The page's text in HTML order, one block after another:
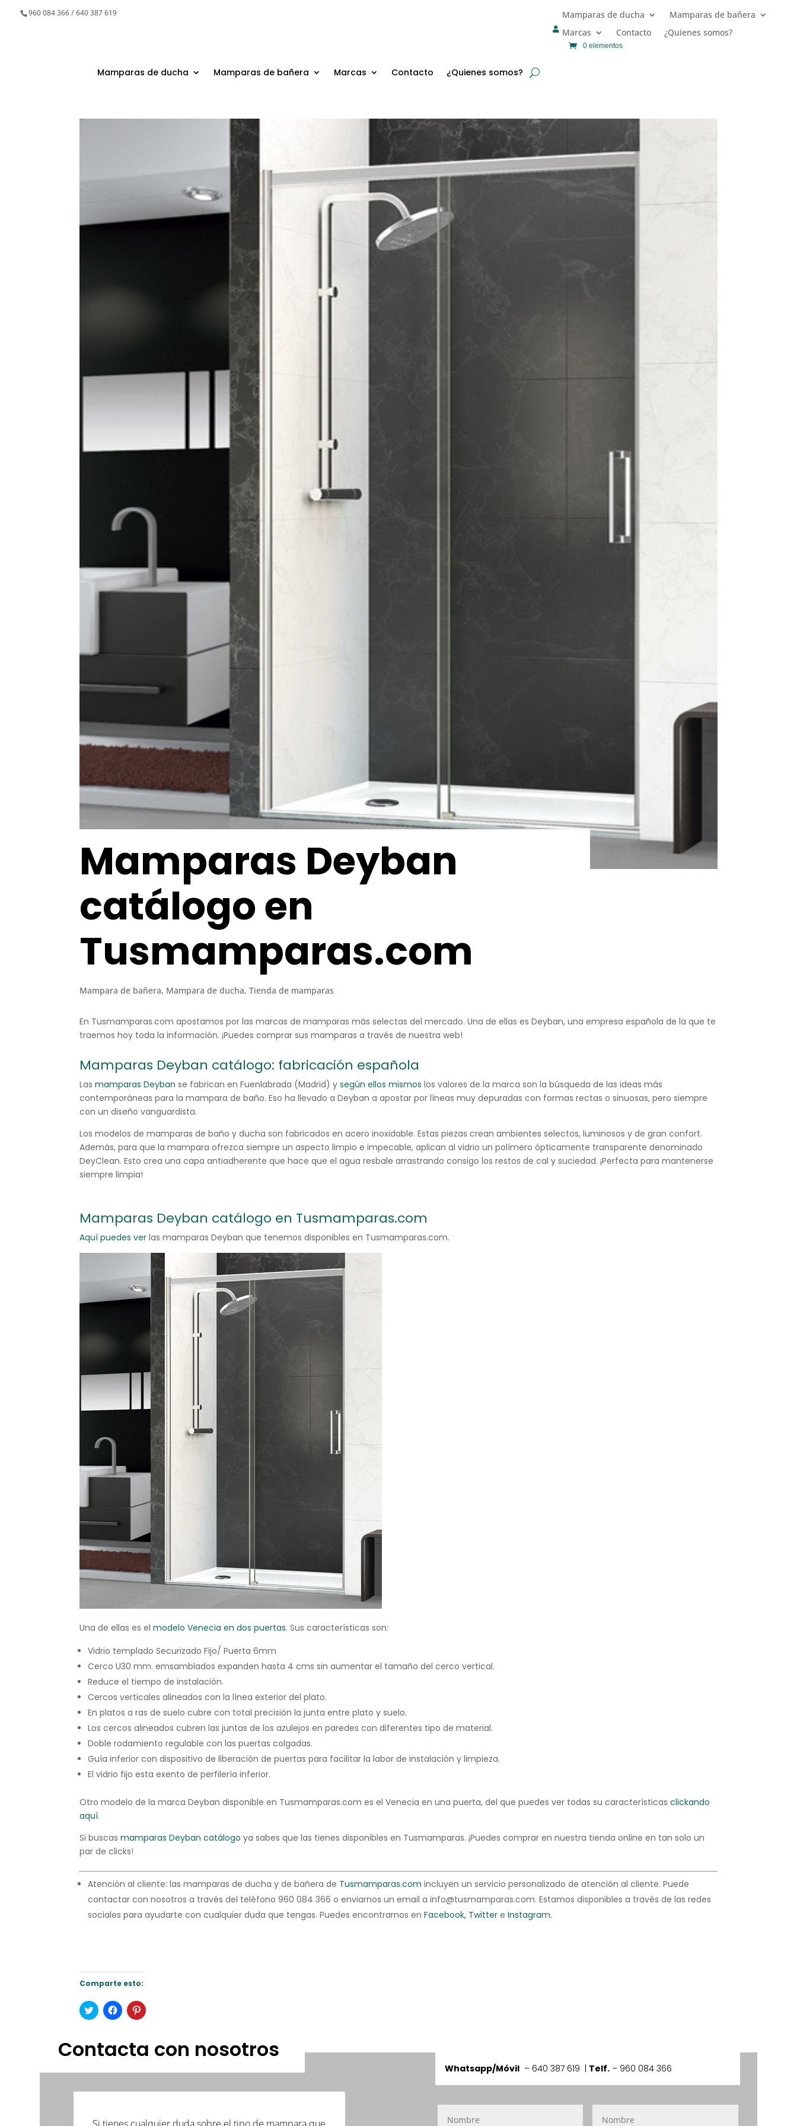
960 084 366 / 640 387 619 Mamparas de ducha
Mamparas de bañera
Marcas
Contacto ¿Quienes somos?
0 elementos

Mamparas de ducha Mamparas de bañera Marcas Contacto ¿Quienes somos?
Mamparas Deyban
catálogo en
Tusmamparas.com
Mampara de bañera, Mampara de ducha,Tienda de mamparas
En Tusmamparas.com apostamos por las marcas de mamparas más selectas del mercado. Una de ellas es Deyban, una empresa española de la que te
traemos hoy toda la información. ¡Puedes comprar sus mamparas a través de nuestra web!
Mamparas Deyban catálogo: fabricación española
Lasmamparas Deyban se fabrican en Fuenlabrada (Madrid) ysegún ellos mismos los valores de la marca son la búsqueda de las ideas más
contemporáneas para la mampara de baño. Eso ha llevado a Deyban a apostar por líneas muy depuradas con formas rectas o sinuosas, pero siempre
con un diseño vanguardista.
Los modelos de mamparas de baño y ducha son fabricados en acero inoxidable. Estas piezas crean ambientes selectos, luminosos y de gran confort.
Además, para que la mampara ofrezca siempre un aspecto limpio e impecable, aplican al vidrio un polímero ópticamente transparente denominado
DeyClean. Esto crea una capa antiadherente que hace que el agua resbale arrastrando consigo los restos de cal y suciedad. ¡Perfecta para mantenerse
siempre limpia!
Mamparas Deyban catálogo en Tusmamparas.com
Aquí puedes ver las mamparas Deyban que tenemos disponibles en Tusmamparas.com.
Una de ellas es elmodelo Venecia en dos puertas. Sus características son:
Vidrio templado Securizado Fijo/ Puerta 6mm
Cerco U30 mm. emsamblados expanden hasta 4 cms sin aumentar el tamaño del cerco vertical.
Reduce el tiempo de instalación.
Cercos verticales alineados con la línea exterior del plato.
En platos a ras de suelo cubre con total precisión la junta entre plato y suelo.
Los cercos alineados cubren las juntas de los azulejos en paredes con diferentes tipo de material.
Doble rodamiento regulable con las puertas colgadas.
Guía inferior con dispositivo de liberación de puertas para facilitar la labor de instalación y limpieza.
El vidrio fijo esta exento de perfilería inferior.
Otro modelo de la marca Deyban disponible en Tusmamparas.com es el Venecia en una puerta, del que puedes ver todas su característicasclickando
aquí.
Si buscasmamparas Deyban catálogo ya sabes que las tienes disponibles en Tusmamparas. ¡Puedes comprar en nuestra tienda online en tan solo un
par de clicks!
Atención al cliente: las mamparas de ducha y de bañera de Tusmamparas.com incluyen un servicio personalizado de atención al cliente. Puede
contactar con nosotros a través del teléfono 960 084 366 o enviarnos un email a info@tusmamparas.com. Estamos disponibles a través de las redes
sociales para ayudarte con cualquier duda que tengas. Puedes encontrarnos en Facebook, Twitter e Instagram.
Comparte esto:
Haz
clic
Twitter
(Se
en
nueva)
Haz
clic
Facebook
(Se
en
nueva)
Haz
clic
Pinterest
(Se
en
nueva)
Contacta con nosotros
Si tienes cualquier duda sobre el tipo de mampara que
Whatsapp/Móvil– 640 387 619 | Telf.– 960 084 366